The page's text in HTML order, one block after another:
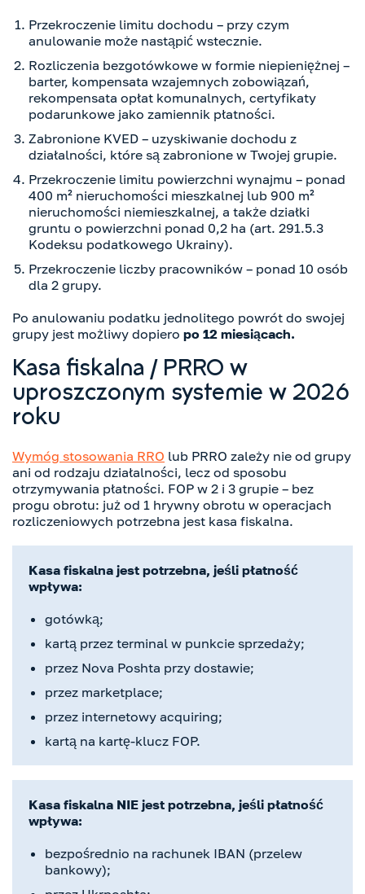
Przekroczenie limitu dochodu – przy czym
anulowanie może nastąpić wstecznie.
Rozliczenia bezgotówkowe w formie niepieniężnej –
barter, kompensata wzajemnych zobowiązań,
rekompensata opłat komunalnych, certyfikaty
podarunkowe jako zamiennik płatności.
Zabronione KVED – uzyskiwanie dochodu z
działalności, które są zabronione w Twojej grupie.
Przekroczenie limitu powierzchni wynajmu – ponad
400 m² nieruchomości mieszkalnej lub 900 m²
nieruchomości niemieszkalnej, a także działki
gruntu o powierzchni ponad 0,2 ha (art. 291.5.3
Kodeksu podatkowego Ukrainy).
Przekroczenie liczby pracowników – ponad 10 osób
dla 2 grupy.
Po anulowaniu podatku jednolitego powrót do swojej
grupy jest możliwy dopiero po 12 miesiącach.
Kasa fiskalna / PRRO w
uproszczonym systemie w 2026
roku
Wymóg stosowania RRO lub PRRO zależy nie od grupy
ani od rodzaju działalności, lecz od sposobu
otrzymywania płatności. FOP w 2 i 3 grupie – bez
progu obrotu: już od 1 hrywny obrotu w operacjach
rozliczeniowych potrzebna jest kasa fiskalna.
Kasa fiskalna jest potrzebna, jeśli płatność
wpływa:
gotówką;
kartą przez terminal w punkcie sprzedaży;
przez Nova Poshta przy dostawie;
przez marketplace;
przez internetowy acquiring;
kartą na kartę-klucz FOP.
Kasa fiskalna NIE jest potrzebna, jeśli płatność
wpływa:
bezpośrednio na rachunek IBAN (przelew
bankowy);